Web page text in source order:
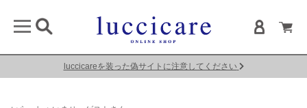
luccicareを装った偽サイトに注意してください